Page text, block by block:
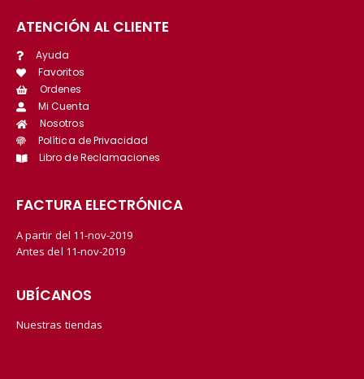
ATENCIÓN AL CLIENTE
Ayuda
Favoritos
Ordenes
Mi Cuenta
Nosotros
Política de Privacidad
Libro de Reclamaciones
FACTURA ELECTRÓNICA
A partir del 11-nov-2019
Antes del 11-nov-2019
UBÍCANOS
Nuestras tiendas